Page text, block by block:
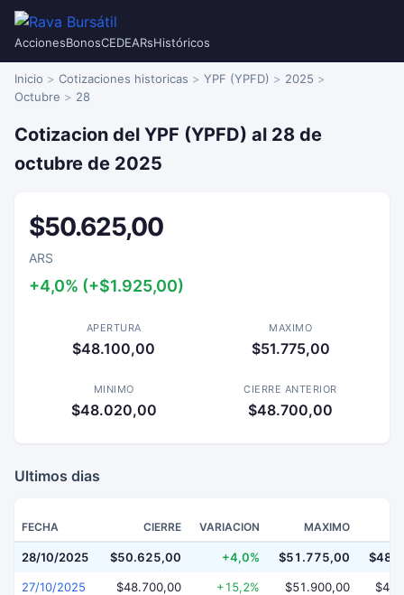
AccionesBonosCEDEARsHistóricos
Inicio Cotizaciones historicas YPF (YPFD)
2025
Octubre
28
Cotizacion del YPF (YPFD) al 28 de
octubre de 2025
$50.625,00
ARS
+4,0% (+$1.925,00)
APERTURA
$48.100,00
MAXIMO
$51.775,00
MINIMO
$48.020,00
CIERRE ANTERIOR
$48.700,00
Ultimos dias
FECHA CIERRE VARIACION MAXIMO
28/10/2025 $50.625,00 +4,0% $51.775,00
27/10/2025 $48.700,00 +15,2% $51.900,00